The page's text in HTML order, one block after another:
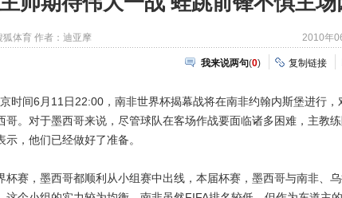
狐体育 作者：迪亚摩 2010年
我来说两句(0) 复制链接
时间6月11日22:00，南非世界杯揭幕战将在南非约翰内斯堡进行，
哥。对于墨西哥来说，尽管球队在客场作战要面临诸多困难，主教
，他们已经做好了准备。
，墨西哥都顺利从小组赛中出线，本届杯赛，墨西哥与南非、乌